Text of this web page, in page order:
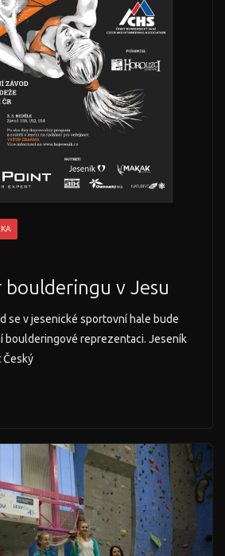
boulderingu v Jesu
se v jesenické sportovní hale bude
boulderingové reprezentaci. Jeseník
Český